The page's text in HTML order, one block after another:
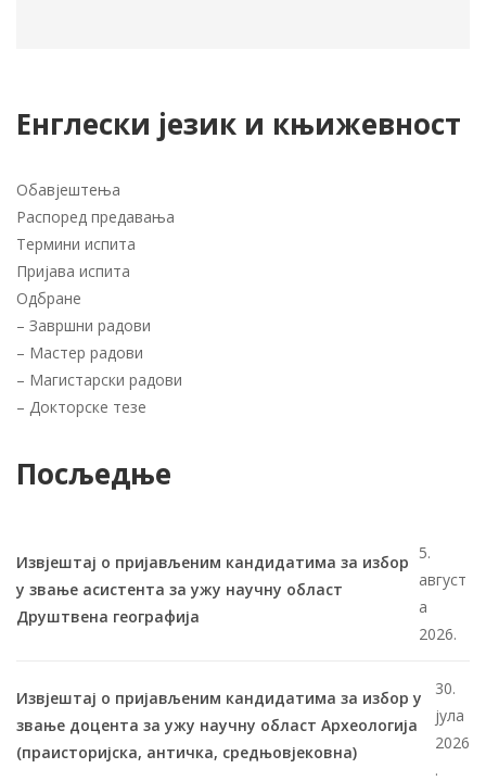
Енглески језик и књижевност
Обавјештења
Распоред предавања
Термини испита
Пријава испита
Одбране
– Завршни радови
– Мастер радови
– Магистарски радови
– Докторске тезе
Посљедње
Извјештај о пријављеним кандидатима за избор
у звање асистента за ужу научну област
Друштвена географија
5.
август
а
2026.
Извјештај о пријављеним кандидатима за избор у
звање доцента за ужу научну област Археологија
(праисторијска, античка, средњовјековна)
30.
јула
2026
.